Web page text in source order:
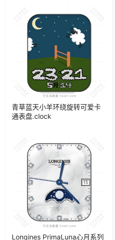
青草蓝天小羊环绕旋转可爱卡
通表盘.clock
Longines PrimaLuna心月系列